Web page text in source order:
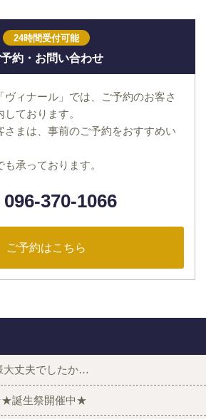
24時間受付可能
予約・お問い合わせ
ヴィナール」では、ご予約のお客さ
ております。
さまは、事前のご予約をおすすめい
承っております。
096-370-1066
ご予約はこちら
丈夫でしたか…
誕生祭開催中★